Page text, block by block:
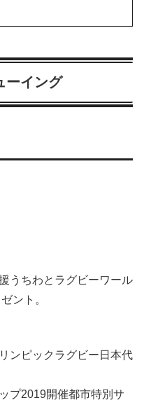
ーイング
うちわとラグビーワール
ント。
ンピックラグビー日本代
プ2019開催都市特別サ